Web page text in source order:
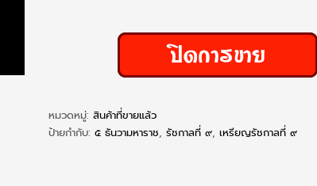
หมวดหมู่: สินค้าที่ขายแล้ว
ป้ายกำกับ: ๕ ธันวามหาราช, รัชกาลที่ ๙, เหรียญรัชกาลที่ ๙